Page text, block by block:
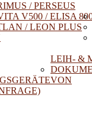
/ PERSEUS
V500 / ELISA
/ LEON PLUS
LEIH- &
VON